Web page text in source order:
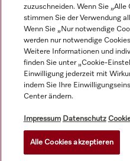
zuzuschneiden. Wenn Sie
stimmen Sie der Verwendung
Wenn Sie „Nur notwendige
werden nur notwendige
Weitere Informationen und
finden Sie unter „Cookie-
Einwilligung jederzeit mit
indem Sie Ihre
Center ändern.
Impressum Datenschutz
Alle Cookies akzeptieren